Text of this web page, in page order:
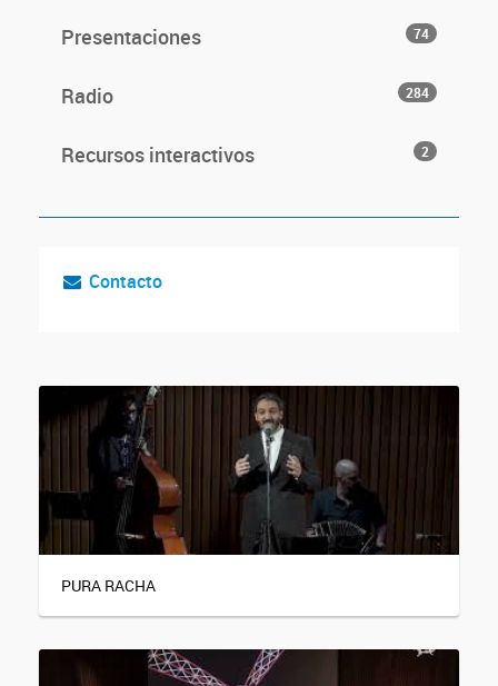
Presentaciones 74
Radio 284
Recursos interactivos 2
Contacto
PURA RACHA